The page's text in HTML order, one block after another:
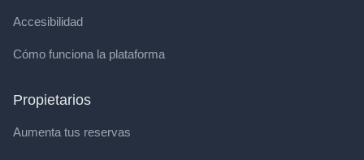
Accesibilidad
Cómo funciona la plataforma
Propietarios
Aumenta tus reservas